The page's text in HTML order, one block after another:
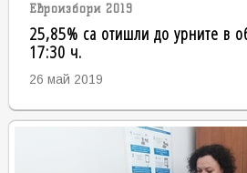
Евроизбори 2019
25,85% са отишли до урните в
17:30 ч.
26 май 2019